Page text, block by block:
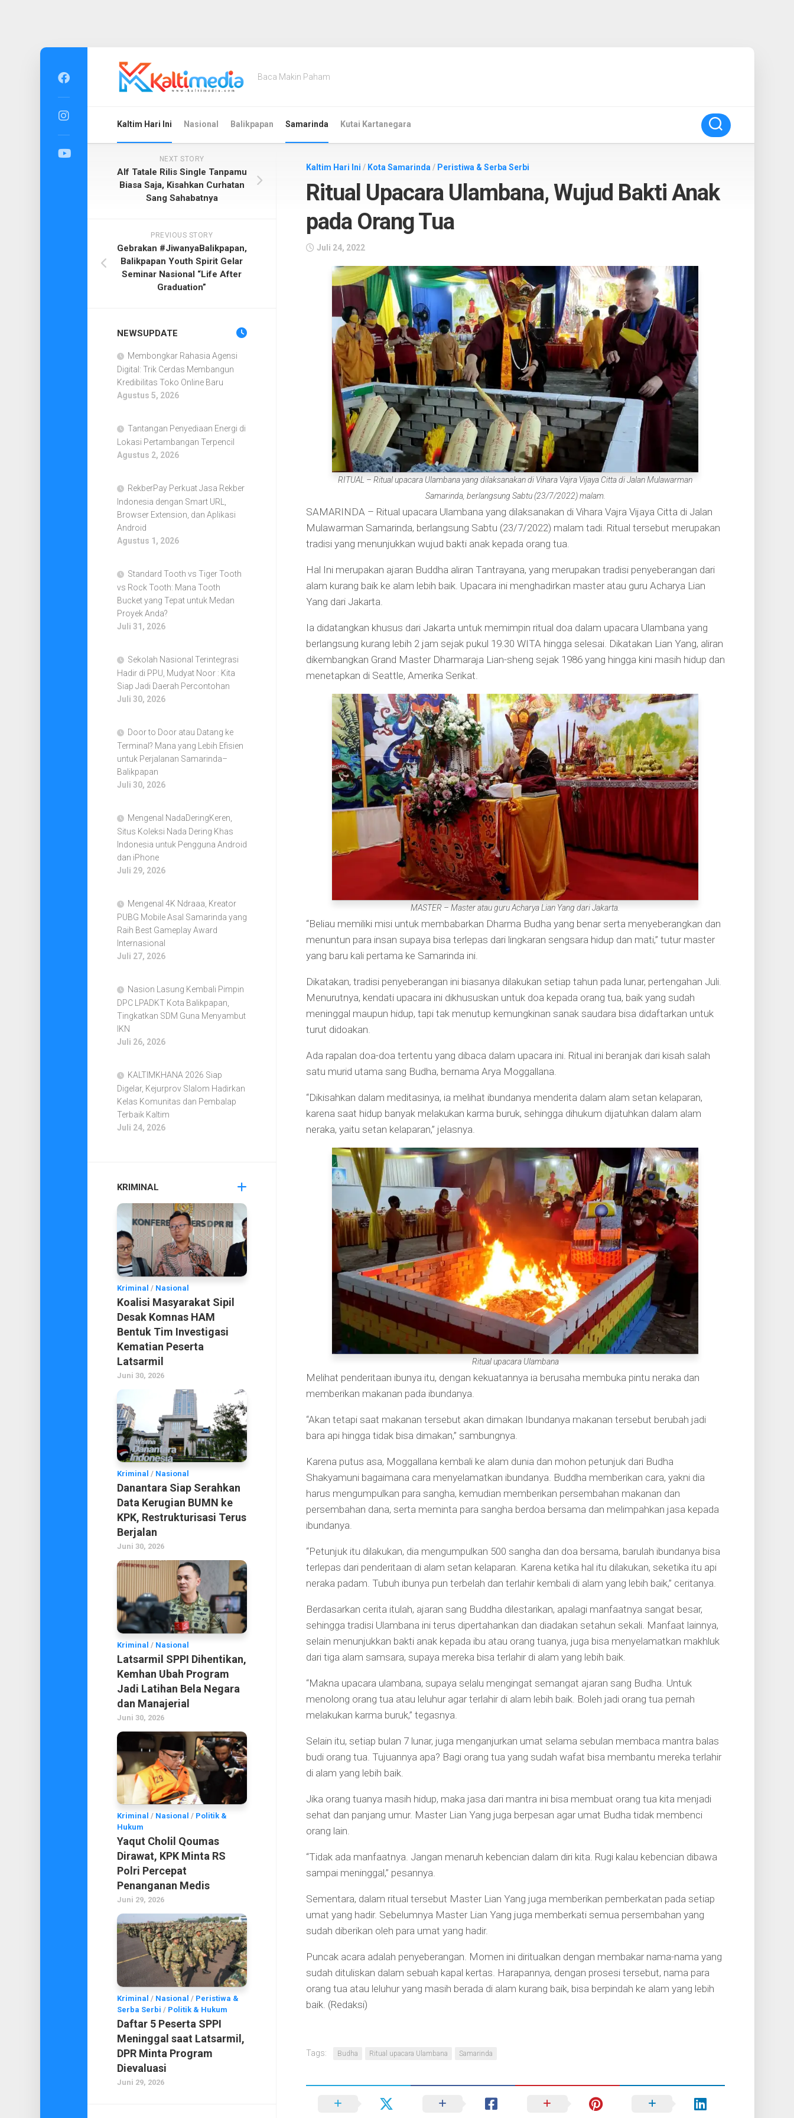
Baca Makin Paham
Kaltim Hari Ini Nasional Balikpapan Samarinda Kutai Kartanegara
Kaltim Hari Ini / Kota Samarinda / Peristiwa & Serba Serbi
Ritual Upacara Ulambana, Wujud Bakti Anak
pada Orang Tua
Juli 24, 2022
RITUAL – Ritual upacara Ulambana yang dilaksanakan di Vihara Vajra Vijaya Citta di Jalan Mulawarman
Samarinda, berlangsung Sabtu (23/7/2022) malam.
SAMARINDA – Ritual upacara Ulambana yang dilaksanakan di Vihara Vajra Vijaya Citta di Jalan
Mulawarman Samarinda, berlangsung Sabtu (23/7/2022) malam tadi. Ritual tersebut merupakan
tradisi yang menunjukkan wujud bakti anak kepada orang tua.
Hal Ini merupakan ajaran Buddha aliran Tantrayana, yang merupakan tradisi penyeberangan dari
alam kurang baik ke alam lebih baik. Upacara ini menghadirkan master atau guru Acharya Lian
Yang dari Jakarta.
Ia didatangkan khusus dari Jakarta untuk memimpin ritual doa dalam upacara Ulambana yang
berlangsung kurang lebih 2 jam sejak pukul 19.30 WITA hingga selesai. Dikatakan Lian Yang, aliran
dikembangkan Grand Master Dharmaraja Lian-sheng sejak 1986 yang hingga kini masih hidup dan
menetapkan di Seattle, Amerika Serikat.
MASTER – Master atau guru Acharya Lian Yang dari Jakarta.
“Beliau memiliki misi untuk membabarkan Dharma Budha yang benar serta menyeberangkan dan
menuntun para insan supaya bisa terlepas dari lingkaran sengsara hidup dan mati,” tutur master
yang baru kali pertama ke Samarinda ini.
Dikatakan, tradisi penyeberangan ini biasanya dilakukan setiap tahun pada lunar, pertengahan Juli.
Menurutnya, kendati upacara ini dikhususkan untuk doa kepada orang tua, baik yang sudah
meninggal maupun hidup, tapi tak menutup kemungkinan sanak saudara bisa didaftarkan untuk
turut didoakan.
Ada rapalan doa-doa tertentu yang dibaca dalam upacara ini. Ritual ini beranjak dari kisah salah
satu murid utama sang Budha, bernama Arya Moggallana.
“Dikisahkan dalam meditasinya, ia melihat ibundanya menderita dalam alam setan kelaparan,
karena saat hidup banyak melakukan karma buruk, sehingga dihukum dijatuhkan dalam alam
neraka, yaitu setan kelaparan,” jelasnya.
Ritual upacara Ulambana
Melihat penderitaan ibunya itu, dengan kekuatannya ia berusaha membuka pintu neraka dan
memberikan makanan pada ibundanya.
“Akan tetapi saat makanan tersebut akan dimakan Ibundanya makanan tersebut berubah jadi
bara api hingga tidak bisa dimakan,” sambungnya.
Karena putus asa, Moggallana kembali ke alam dunia dan mohon petunjuk dari Budha
Shakyamuni bagaimana cara menyelamatkan ibundanya. Buddha memberikan cara, yakni dia
harus mengumpulkan para sangha, kemudian memberikan persembahan makanan dan
persembahan dana, serta meminta para sangha berdoa bersama dan melimpahkan jasa kepada
ibundanya.
“Petunjuk itu dilakukan, dia mengumpulkan 500 sangha dan doa bersama, barulah ibundanya bisa
terlepas dari penderitaan di alam setan kelaparan. Karena ketika hal itu dilakukan, seketika itu api
neraka padam. Tubuh ibunya pun terbelah dan terlahir kembali di alam yang lebih baik,” ceritanya.
Berdasarkan cerita itulah, ajaran sang Buddha dilestarikan, apalagi manfaatnya sangat besar,
sehingga tradisi Ulambana ini terus dipertahankan dan diadakan setahun sekali. Manfaat lainnya,
selain menunjukkan bakti anak kepada ibu atau orang tuanya, juga bisa menyelamatkan makhluk
dari tiga alam samsara, supaya mereka bisa terlahir di alam yang lebih baik.
“Makna upacara ulambana, supaya selalu mengingat semangat ajaran sang Budha. Untuk
menolong orang tua atau leluhur agar terlahir di alam lebih baik. Boleh jadi orang tua pernah
melakukan karma buruk,” tegasnya.
Selain itu, setiap bulan 7 lunar, juga menganjurkan umat selama sebulan membaca mantra balas
budi orang tua. Tujuannya apa? Bagi orang tua yang sudah wafat bisa membantu mereka terlahir
di alam yang lebih baik.
Jika orang tuanya masih hidup, maka jasa dari mantra ini bisa membuat orang tua kita menjadi
sehat dan panjang umur. Master Lian Yang juga berpesan agar umat Budha tidak membenci
orang lain.
“Tidak ada manfaatnya. Jangan menaruh kebencian dalam diri kita. Rugi kalau kebencian dibawa
sampai meninggal,” pesannya.
Sementara, dalam ritual tersebut Master Lian Yang juga memberikan pemberkatan pada setiap
umat yang hadir. Sebelumnya Master Lian Yang juga memberkati semua persembahan yang
sudah diberikan oleh para umat yang hadir.
Puncak acara adalah penyeberangan. Momen ini diritualkan dengan membakar nama-nama yang
sudah dituliskan dalam sebuah kapal kertas. Harapannya, dengan prosesi tersebut, nama para
orang tua atau leluhur yang masih berada di alam kurang baik, bisa berpindah ke alam yang lebih
baik. (Redaksi)
Tags: Budha Ritual upacara Ulambana Samarinda
NEXT STORY
Alf Tatale Rilis Single Tanpamu
Biasa Saja, Kisahkan Curhatan
Sang Sahabatnya
PREVIOUS STORY
Gebrakan #JiwanyaBalikpapan,
Balikpapan Youth Spirit Gelar
Seminar Nasional “Life After
Graduation”
NEWSUPDATE
Membongkar Rahasia Agensi
Digital: Trik Cerdas Membangun
Kredibilitas Toko Online Baru
Agustus 5, 2026
Tantangan Penyediaan Energi di
Lokasi Pertambangan Terpencil
Agustus 2, 2026
RekberPay Perkuat Jasa Rekber
Indonesia dengan Smart URL,
Browser Extension, dan Aplikasi
Android
Agustus 1, 2026
Standard Tooth vs Tiger Tooth
vs Rock Tooth: Mana Tooth
Bucket yang Tepat untuk Medan
Proyek Anda?
Juli 31, 2026
Sekolah Nasional Terintegrasi
Hadir di PPU, Mudyat Noor : Kita
Siap Jadi Daerah Percontohan
Juli 30, 2026
Door to Door atau Datang ke
Terminal? Mana yang Lebih Efisien
untuk Perjalanan Samarinda–
Balikpapan
Juli 30, 2026
Mengenal NadaDeringKeren,
Situs Koleksi Nada Dering Khas
Indonesia untuk Pengguna Android
dan iPhone
Juli 29, 2026
Mengenal 4K Ndraaa, Kreator
PUBG Mobile Asal Samarinda yang
Raih Best Gameplay Award
Internasional
Juli 27, 2026
Nasion Lasung Kembali Pimpin
DPC LPADKT Kota Balikpapan,
Tingkatkan SDM Guna Menyambut
IKN
Juli 26, 2026
KALTIMKHANA 2026 Siap
Digelar, Kejurprov Slalom Hadirkan
Kelas Komunitas dan Pembalap
Terbaik Kaltim
Juli 24, 2026
KRIMINAL
Kriminal / Nasional
Koalisi Masyarakat Sipil
Desak Komnas HAM
Bentuk Tim Investigasi
Kematian Peserta
Latsarmil
Juni 30, 2026
Kriminal / Nasional
Danantara Siap Serahkan
Data Kerugian BUMN ke
KPK, Restrukturisasi Terus
Berjalan
Juni 30, 2026
Kriminal / Nasional
Latsarmil SPPI Dihentikan,
Kemhan Ubah Program
Jadi Latihan Bela Negara
dan Manajerial
Juni 30, 2026
Kriminal / Nasional / Politik &
Hukum
Yaqut Cholil Qoumas
Dirawat, KPK Minta RS
Polri Percepat
Penanganan Medis
Juni 29, 2026
Kriminal / Nasional / Peristiwa &
Serba Serbi / Politik & Hukum
Daftar 5 Peserta SPPI
Meninggal saat Latsarmil,
DPR Minta Program
Dievaluasi
Juni 29, 2026